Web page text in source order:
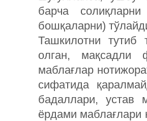
барча
бошқаларни)
Ташкилотни
олган, мақсадли
маблағлар
сифатида
бадаллари, устав
ёрдами маблағлари